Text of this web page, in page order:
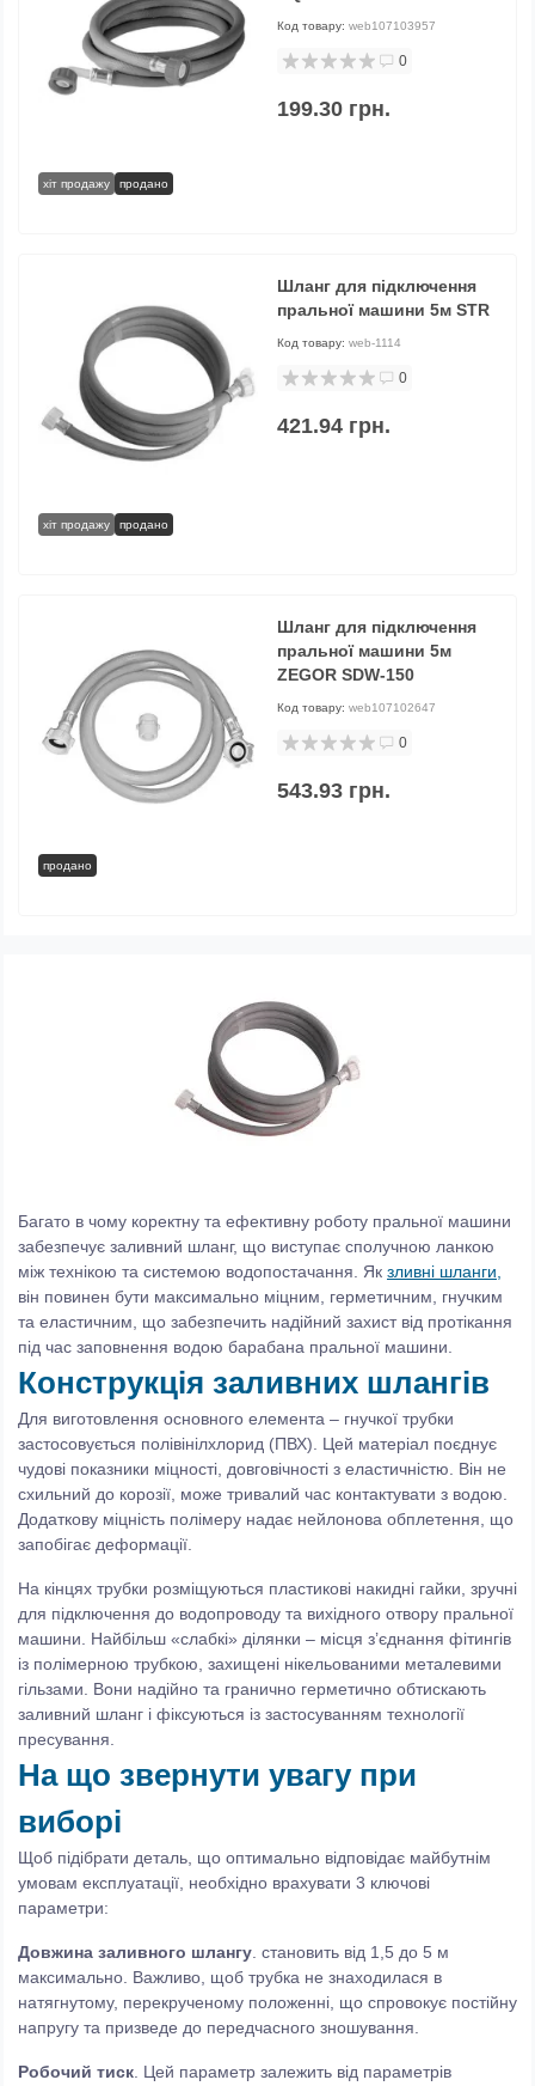
хіт продажу продано
Код товару: web107103957
0
199.30 грн.
хіт продажу продано
Шланг для підключення
пральної машини 5м STR
Код товару: web-1114
0
421.94 грн.
продано
Шланг для підключення
пральної машини 5м
ZEGOR SDW-150
Код товару: web107102647
0
543.93 грн.
Багато в чому коректну та ефективну роботу пральної машини
забезпечує заливний шланг, що виступає сполучною ланкою
між технікою та системою водопостачання. Як зливні шланги
він повинен бути максимально міцним, герметичним, гнучким
та еластичним, що забезпечить надійний захист від протікання
під час заповнення водою барабана пральної машини.
Конструкція заливних шлангів
Для виготовлення основного елемента – гнучкої трубки
застосовується полівінілхлорид (ПВХ). Цей матеріал поєднує
чудові показники міцності, довговічності з еластичністю. Він не
схильний до корозії, може тривалий час контактувати з водою.
Додаткову міцність полімеру надає нейлонова обплетення, що
запобігає деформації.
На кінцях трубки розміщуються пластикові накидні гайки, зручні
для підключення до водопроводу та вихідного отвору пральної
машини. Найбільш «слабкі» ділянки – місця з’єднання фітингів
із полімерною трубкою, захищені нікельованими металевими
гільзами. Вони надійно та гранично герметично обтискають
заливний шланг і фіксуються із застосуванням технології
пресування.
На що звернути увагу при
виборі
Щоб підібрати деталь, що оптимально відповідає майбутнім
умовам експлуатації, необхідно врахувати 3 ключові
параметри:
Довжина заливного шлангу . становить від 1,5 до 5 м
максимально. Важливо, щоб трубка не знаходилася в
натягнутому, перекрученому положенні, що спровокує постійну
напругу та призведе до передчасного зношування.
Робочий тиск . Цей параметр залежить від параметрів